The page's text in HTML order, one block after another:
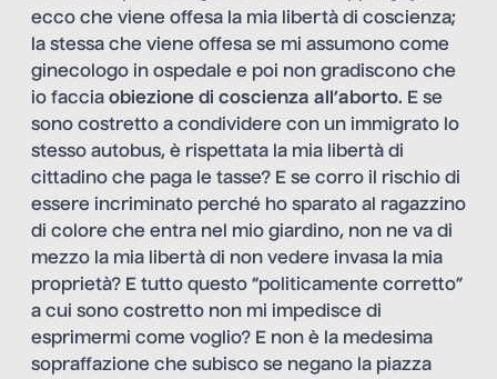
ecco che viene offesa la mia libertà di coscienza;
la stessa che viene offesa se mi assumono come
ginecologo in ospedale e poi non gradiscono che
io faccia obiezione di coscienza all’aborto. E se
sono costretto a condividere con un immigrato lo
stesso autobus, è rispettata la mia libertà di
cittadino che paga le tasse? E se corro il rischio di
essere incriminato perché ho sparato al ragazzino
di colore che entra nel mio giardino, non ne va di
mezzo la mia libertà di non vedere invasa la mia
proprietà? E tutto questo “politicamente corretto”
a cui sono costretto non mi impedisce di
esprimermi come voglio? E non è la medesima
sopraffazione che subisco se negano la piazza